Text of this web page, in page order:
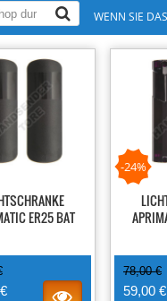
WENN SIE
ER25 BAT
-24%
78,00 €
59,00 €